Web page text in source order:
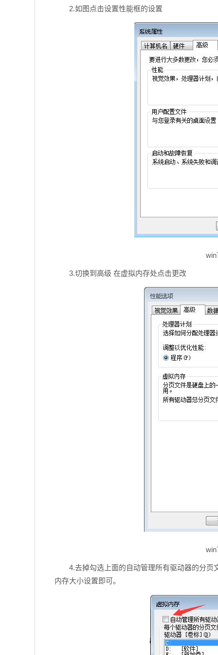
2.如图点击设置性能框的设置
3.切换到高级 在虚拟内存处点击更改
4.去掉勾选上面的自动管理所有驱动器的分页
内存大小设置即可。